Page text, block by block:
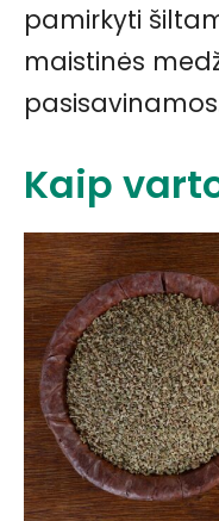
pamirkyti
maistinės
Kaip